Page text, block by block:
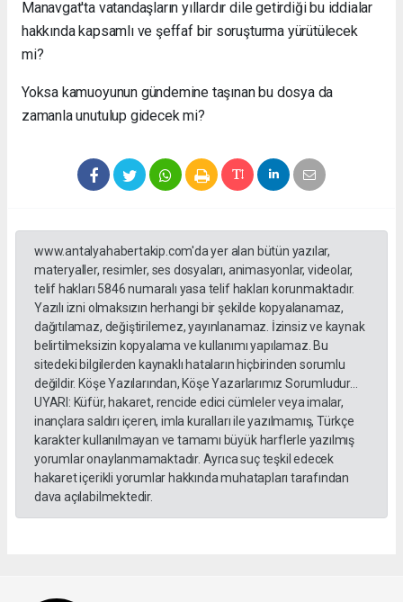
Manavgat'ta vatandaşların yıllardır dile getirdiği bu iddialar
hakkında kapsamlı ve şeffaf bir soruşturma yürütülecek
mi?
Yoksa kamuoyunun gündemine taşınan bu dosya da
zamanla unutulup gidecek mi?
www.antalyahabertakip.com'da yer alan bütün yazılar,
materyaller, resimler, ses dosyaları, animasyonlar, videolar,
telif hakları 5846 numaralı yasa telif hakları korunmaktadır.
Yazılı izni olmaksızın herhangi bir şekilde kopyalanamaz,
dağıtılamaz, değiştirilemez, yayınlanamaz. İzinsiz ve kaynak
belirtilmeksizin kopyalama ve kullanımı yapılamaz. Bu
sitedeki bilgilerden kaynaklı hataların hiçbirinden sorumlu
değildir. Köşe Yazılarından, Köşe Yazarlarımız Sorumludur...
UYARI: Küfür, hakaret, rencide edici cümleler veya imalar,
inançlara saldırı içeren, imla kuralları ile yazılmamış, Türkçe
karakter kullanılmayan ve tamamı büyük harflerle yazılmış
yorumlar onaylanmamaktadır. Ayrıca suç teşkil edecek
hakaret içerikli yorumlar hakkında muhatapları tarafından
dava açılabilmektedir.